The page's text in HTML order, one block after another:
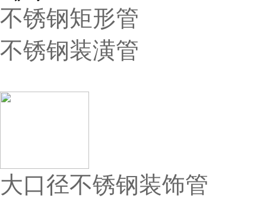
不锈钢矩形管
不锈钢装潢管
大口径不锈钢装饰管